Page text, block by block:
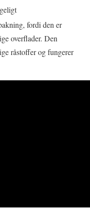
fordi den er
overflader. Den
råstoffer og fungerer